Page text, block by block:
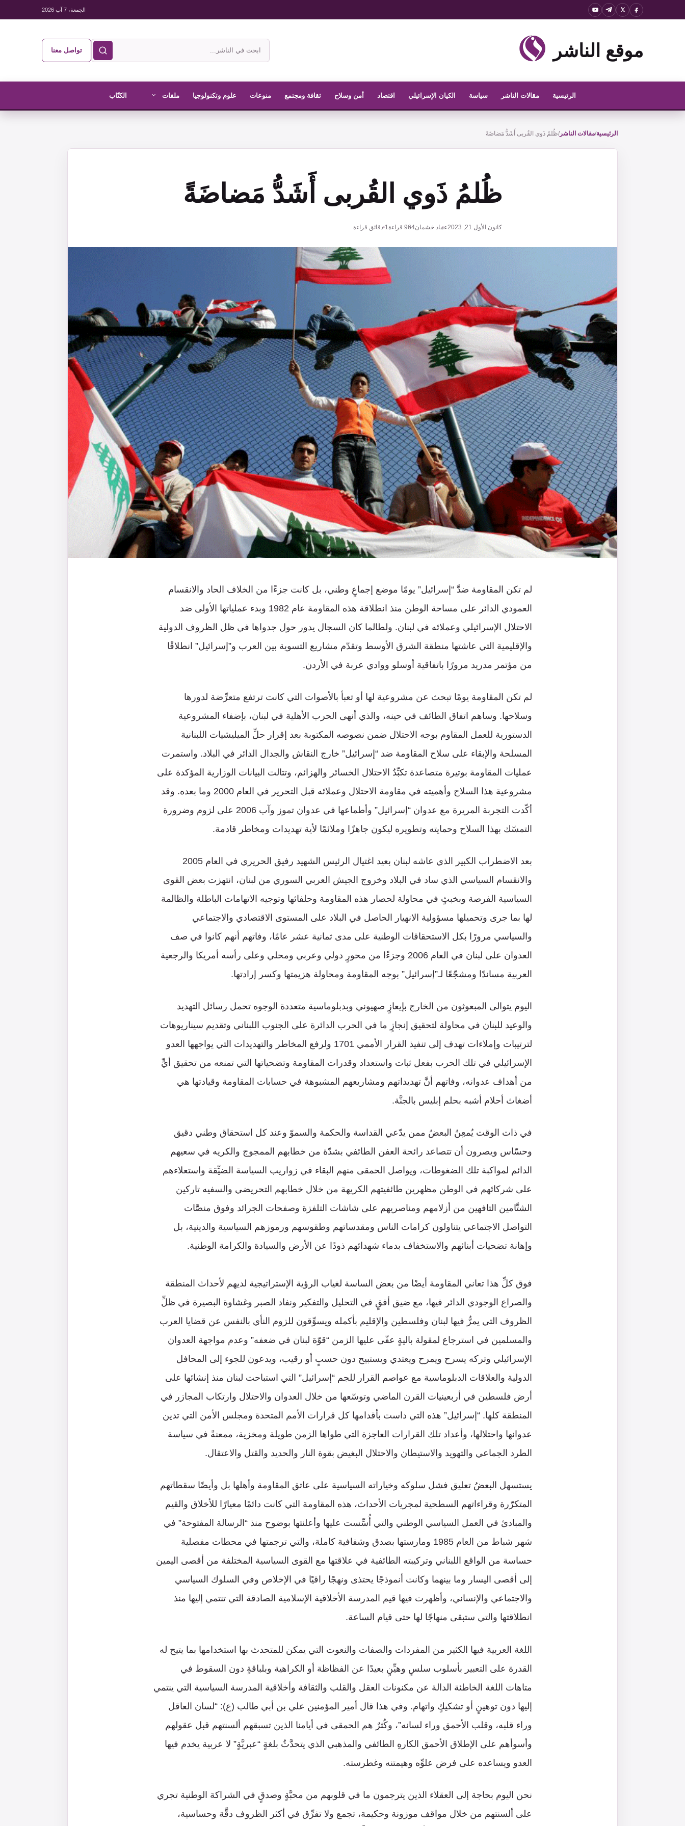
الجمعة، 7 آب 2026
موقع الناشر
ابحث
في
الناشر
تواصل معنا
الرئيسية مقالات الناشر سياسة الكيان الإسرائيلي اقتصاد أمن وسلاح ثقافة ومجتمع منوعات علوم وتكنولوجيا ملفات الكتّاب
الرئيسية/مقالات الناشر/ظُلمُ ذَوي القُربى أَشَدُّ مَضاضَةً
ظُلمُ ذَوي القُربى أَشَدُّ مَضاضَةً
كانون الأول 21, 2023 عماد خشمان964 قراءة1 دقائق قراءة
لم تكن المقاومة ضدَّ “إسرائيل” يومًا موضع إجماعٍ وطني، بل كانت جزءًا من الخلاف الحاد والانقسام
العمودي الدائر على مساحة الوطن منذ انطلاقة هذه المقاومة عام 1982 وبدء عملياتها الأولى ضد
الاحتلال الإسرائيلي وعملائه في لبنان. ولطالما كان السجال يدور حول جدواها في ظل الظروف الدولية
والإقليمية التي عاشتها منطقة الشرق الأوسط وتقدّم مشاريع التسوية بين العرب و”إسرائيل” انطلاقًا
من مؤتمر مدريد مرورًا باتفاقية أوسلو ووادي عربة في الأردن.
لم تكن المقاومة يومًا تبحث عن مشروعية لها أو تعبأ بالأصوات التي كانت ترتفع متعرِّضة لدورها
وسلاحها. وساهم اتفاق الطائف في حينه، والذي أنهى الحرب الأهلية في لبنان، بإضفاء المشروعية
الدستورية للعمل المقاوم بوجه الاحتلال ضمن نصوصه المكتوبة بعد إقرار حلِّ الميليشيات اللبنانية
المسلحة والإبقاء على سلاح المقاومة ضد “إسرائيل” خارج النقاش والجدال الدائر في البلاد. واستمرت
عمليات المقاومة بوتيرة متصاعدة تكبِّدُ الاحتلال الخسائر والهزائم، وتتالت البيانات الوزارية المؤكدة على
مشروعية هذا السلاح وأهميته في مقاومة الاحتلال وعملائه قبل التحرير في العام 2000 وما بعده. وقد
أكّدت التجربة المريرة مع عدوان “إسرائيل” وأطماعها في عدوان تموز وآب 2006 على لزوم وضرورة
التمسّك بهذا السلاح وحمايته وتطويره ليكون جاهزًا وملائمًا لأية تهديدات ومخاطر قادمة.
بعد الاضطراب الكبير الذي عاشه لبنان بعيد اغتيال الرئيس الشهيد رفيق الحريري في العام 2005
والانقسام السياسي الذي ساد في البلاد وخروج الجيش العربي السوري من لبنان، انتهزت بعض القوى
السياسية الفرصة وبخبثٍ في محاولة لحصار هذه المقاومة وحلفائها وتوجيه الاتهامات الباطلة والظالمة
لها بما جرى وتحميلها مسؤولية الانهيار الحاصل في البلاد على المستوى الاقتصادي والاجتماعي
والسياسي مرورًا بكل الاستحقاقات الوطنية على مدى ثمانية عشر عامًا، وفاتهم أنهم كانوا في صف
العدوان على لبنان في العام 2006 وجزءًا من محورٍ دولي وعربي ومحلي وعلى رأسه أمريكا والرجعية
العربية مساندًا ومشجّعًا لـ”إسرائيل” بوجه المقاومة ومحاولة هزيمتها وكسر إرادتها.
اليوم يتوالى المبعوثون من الخارج بإيعازٍ صهيوني وبدبلوماسية متعددة الوجوه تحمل رسائل التهديد
والوعيد للبنان في محاولة لتحقيق إنجازٍ ما في الحرب الدائرة على الجنوب اللبناني وتقديم سيناريوهات
لترتيبات وإملاءات تهدف إلى تنفيذ القرار الأممي 1701 ولرفع المخاطر والتهديدات التي يواجهها العدو
الإسرائيلي في تلك الحرب بفعل ثبات واستعداد وقدرات المقاومة وتضحياتها التي تمنعه من تحقيق أيٍّ
من أهداف عدوانه، وفاتهم أنَّ تهديداتهم ومشاريعهم المشبوهة في حسابات المقاومة وقيادتها هي
أضغاث أحلام أشبه بحلم إبليس بالجنَّة.
في ذات الوقت يُمعِنُ البعضُ ممن يدّعي القداسة والحكمة والسموّ وعند كل استحقاق وطني دقيق
وحسّاس ويصرون أن تتصاعد رائحة العفن الطائفي بشدّة من خطابهم الممجوج والكريه في سعيهم
الدائم لمواكبة تلك الضغوطات، ويواصل الحمقى منهم البقاء في زواريب ‫السياسة الضيِّقة ‫واستعلاءهم
على شركائهم في الوطن مظهرين طائفيتهم الكريهة من خلال خطابهم التحريضي والسفيه تاركين
الشتَّامين التافهين من أزلامهم ومناصريهم على شاشات التلفزة وصفحات الجرائد وفوق منصَّات
التواصل الاجتماعي يتناولون كرامات الناس ومقدساتهم وطقوسهم ورموزهم السياسية والدينية، بل
وإهانة تضحيات أبنائهم والاستخفاف بدماء شهدائهم ذودًا عن الأرض والسيادة والكرامة الوطنية.‬‬‬‬
فوق كلِّ هذا تعاني المقاومة أيضًا من بعض الساسة لغياب الرؤية الإستراتيجية لديهم لأحداث المنطقة
والصراع الوجودي الدائر فيها، مع ضيق أفقٍ في التحليل والتفكير ونفاد الصبر وغشاوة البصيرة في ظلِّ
الظروف التي يمرُّ فيها لبنان وفلسطين والإقليم بأكمله ويسوِّقون للزوم النأي بالنفس عن قضايا العرب
والمسلمين في استرجاع لمقولة باليةٍ عفّى عليها الزمن “قوّة لبنان في ضعفه” وعدم مواجهة العدوان
الإسرائيلي وتركه يسرح ويمرح ويعتدي ويستبيح دون حسبٍ أو رقيب، ويدعون للجوء إلى المحافل
الدولية والعلاقات الدبلوماسية مع عواصم القرار للجم “إسرائيل” التي استباحت لبنان منذ إنشائها على
أرض فلسطين في أربعينيات القرن الماضي وتوسّعها من خلال العدوان والاحتلال وارتكاب المجازر في
المنطقة كلها. “إسرائيل” هذه التي داست بأقدامها كل قرارات الأمم المتحدة ومجلس الأمن التي تدين
عدوانها واحتلالها، وأعداد تلك القرارات العاجزة التي طواها الزمن طويلة ومخزية، ممعنةً في سياسة
الطرد الجماعي والتهويد والاستيطان والاحتلال البغيض بقوة النار والحديد والقتل والاعتقال.
يستسهل البعضُ تعليق فشل سلوكه وخياراته السياسية على عاتق المقاومة وأهلها بل وأيضًا سقطاتهم
المتكرّرة وقراءاتهم السطحية لمجريات الأحداث، هذه المقاومة التي كانت دائمًا معيارًا للأخلاق والقيم
والمبادئ في العمل السياسي الوطني والتي أُسِّست عليها وأعلنتها بوضوح منذ “الرسالة المفتوحة” في
شهر شباط من العام 1985 ومارستها بصدق وشفافية كاملة، والتي ترجمتها في محطات مفصلية
حساسة من الواقع اللبناني وتركيبته الطائفية في علاقتها مع القوى السياسية المختلفة من أقصى اليمين
إلى أقصى اليسار وما بينهما وكانت أنموذجًا يحتذى ونهجًا راقيًا في الإخلاص وفي السلوك السياسي
والاجتماعي والإنساني، وأظهرت فيها قيم المدرسة الأخلاقية الإسلامية الصادقة التي تنتمي إليها منذ
انطلاقتها والتي ستبقى منهاجًا لها حتى قيام الساعة.
اللغة العربية فيها الكثير من المفردات والصفات والنعوت التي يمكن للمتحدث بها استخدامها بما يتيح له
القدرة على التعبير بأسلوب سلسٍ وهيِّنٍ بعيدًا عن الفظاظة أو الكراهية وبلباقةٍ دون السقوط في
متاهات اللغة الخاطئة الدالة عن مكنونات العقل والقلب والثقافة وأخلاقية المدرسة السياسية التي ينتمي
إليها دون توهينٍ أو تشكيكٍ واتهام. وفي هذا قال أمير المؤمنين علي بن أبي طالب (ع): “لسان العاقل
وراء قلبه، وقلب الأحمق وراء لسانه”، وكُثرٌ هم الحمقى في أيامنا الذين تسبقهم ألسنتهم قبل عقولهم
وأسوأهم على الإطلاق الأحمق الكارهِ الطائفي والمذهبي الذي يتحدَّثُ بلغةٍ “عبريَّةٍ” لا عربية يخدم فيها
العدو ويساعده على فرض علوِّه وهيمتنه وغطرسته.
نحن اليوم بحاجة إلى العقلاء الذين يترجمون ما في قلوبهم من محبَّةٍ وصدقٍ في الشراكة الوطنية تجري
على ألسنتهم من خلال مواقف موزونة وحكيمة، تجمع ولا تفرِّق في أكثر الظروف دقَّة وحساسية،